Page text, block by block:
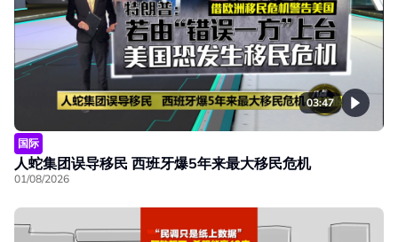
03:47
国际
人蛇集团误导移民 西班牙爆5年来最大移民危机
01/08/2026